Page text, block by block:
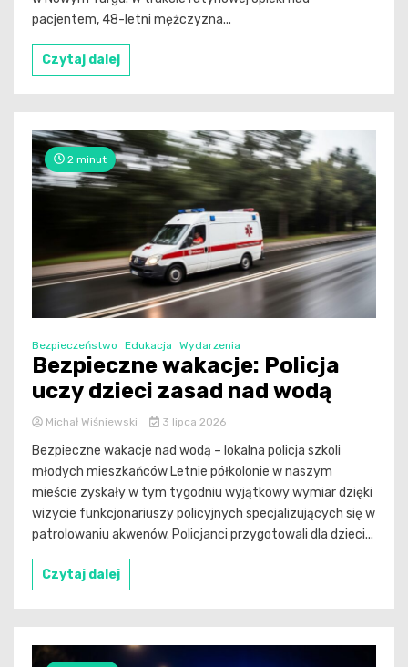
pacjentem, 48-letni mężczyzna...
Czytaj dalej
2 minut
Bezpieczeństwo Edukacja Wydarzenia
Bezpieczne wakacje: Policja
uczy dzieci zasad nad wodą
Michał Wiśniewski 3 lipca 2026
Bezpieczne wakacje nad wodą – lokalna policja szkoli
młodych mieszkańców Letnie półkolonie w naszym
mieście zyskały w tym tygodniu wyjątkowy wymiar dzięki
wizycie funkcjonariuszy policyjnych specjalizujących się w
patrolowaniu akwenów. Policjanci przygotowali dla dzieci...
Czytaj dalej